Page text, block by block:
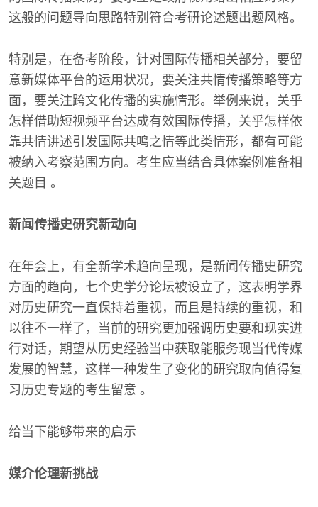
这般的问题导向思路特别符合考研论述题出题风格。
特别是，在备考阶段，针对国际传播相关部分，要留
意新媒体平台的运用状况，要关注共情传播策略等方
面，要关注跨文化传播的实施情形。举例来说，关乎
怎样借助短视频平台达成有效国际传播，关乎怎样依
靠共情讲述引发国际共鸣之情等此类情形，都有可能
被纳入考察范围方向。考生应当结合具体案例准备相
关题目 。
新闻传播史研究新动向
在年会上，有全新学术趋向呈现，是新闻传播史研究
方面的趋向，七个史学分论坛被设立了，这表明学界
对历史研究一直保持着重视，而且是持续的重视，和
以往不一样了，当前的研究更加强调历史要和现实进
行对话，期望从历史经验当中获取能服务现当代传媒
发展的智慧，这样一种发生了变化的研究取向值得复
习历史专题的考生留意 。
给当下能够带来的启示
媒介伦理新挑战